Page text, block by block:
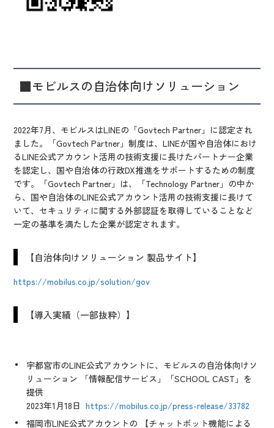
■モビルスの自治体向けソリューション
2022年7月、モビルスはLINEの「Govtech Partner」に認定され
ました。「Govtech Partner」制度は、LINEが国や自治体におけ
るLINE公式アカウント活用の技術支援に長けたパートナー企業
を認定し、国や自治体の行政DX推進をサポートするための制度
です。「Govtech Partner」は、「Technology Partner」の中か
ら、国や自治体のLINE公式アカウント活用の技術支援に長けて
いて、セキュリティに関する外部認証を取得していることなど
一定の基準を満たした企業が認定されます。
【自治体向けソリューション 製品サイト】
https://mobilus.co.jp/solution/gov
【導入実績（一部抜粋）】
宇都宮市のLINE公式アカウントに、モビルスの自治体向けソ
リューション 「情報配信サービス」「SCHOOL CAST」を
提供
2023年1月18日https://mobilus.co.jp/press-release/33782
福岡市LINE公式アカウントの 【チャットボット機能による